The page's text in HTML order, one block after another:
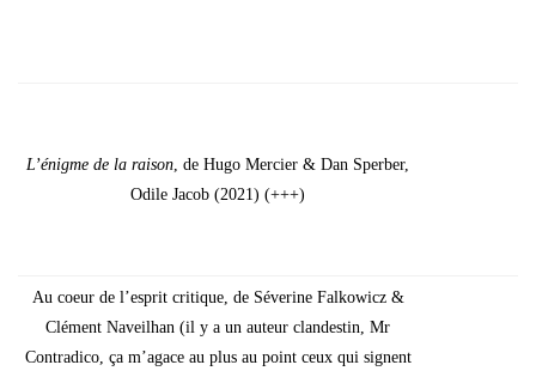
L’é­nigme de la rai­son, de Hugo Mer­cier & Dan Sper­ber,
Odile Jacob (2021) (+++)
Au coeur de l’es­prit cri­tique, de Séve­rine Fal­ko­wicz &
Clé­ment Naveil­han (il y a un auteur clan­des­tin, Mr
Contra­di­co, ça m’a­gace au plus au point ceux qui signent